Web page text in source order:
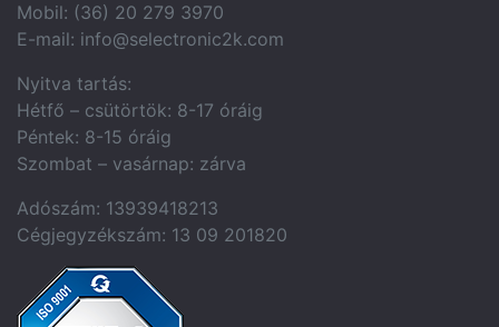
Mobil: (36) 20 279 3970
E-mail: info@selectronic2k.com
Nyitva tartás:
Hétfő – csütörtök: 8-17 óráig
Péntek: 8-15 óráig
Szombat – vasárnap: zárva
Adószám: 13939418213
Cégjegyzékszám: 13 09 201820